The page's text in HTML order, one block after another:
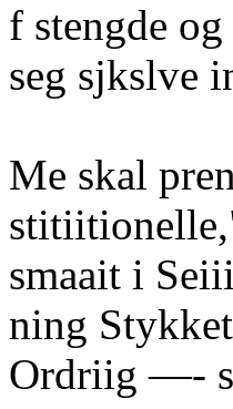
f stengde
seg sjkslve
Me skal
smaait i
ning
Ordriig —-